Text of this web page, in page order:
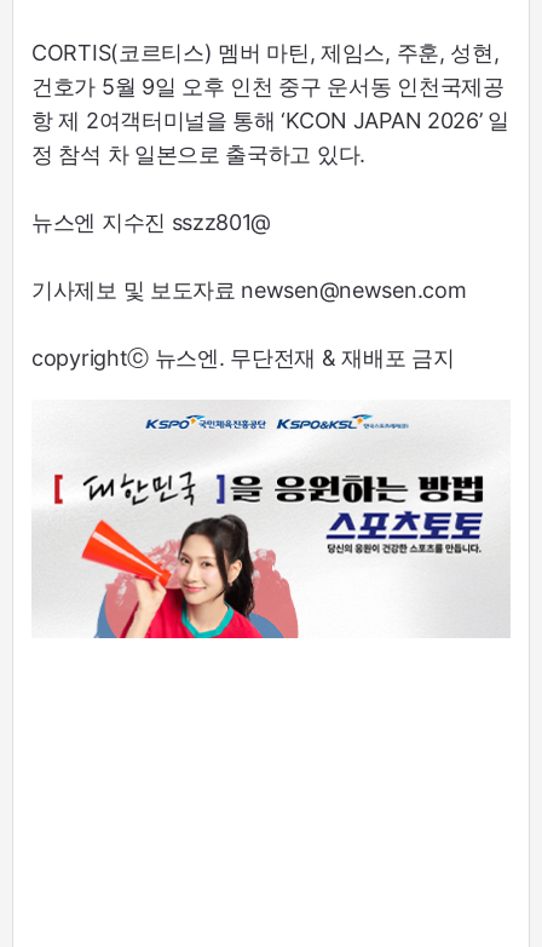
CORTIS(코르티스) 멤버 마틴, 제임스, 주훈, 성현,
건호가 5월 9일 오후 인천 중구 운서동 인천국제공
항 제 2여객터미널을 통해 ‘KCON JAPAN 2026’ 일
정 참석 차 일본으로 출국하고 있다.
뉴스엔 지수진 sszz801@
기사제보 및 보도자료 newsen@newsen.com
copyrightⓒ 뉴스엔. 무단전재 & 재배포 금지